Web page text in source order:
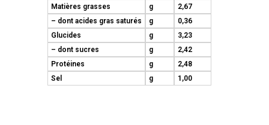
Matières grasses
g
2,67
– dont acides gras saturés
g
0,36
Glucides
g
3,23
– dont sucres
g
2,42
Protéines
g
2,48
Sel
g 1,00